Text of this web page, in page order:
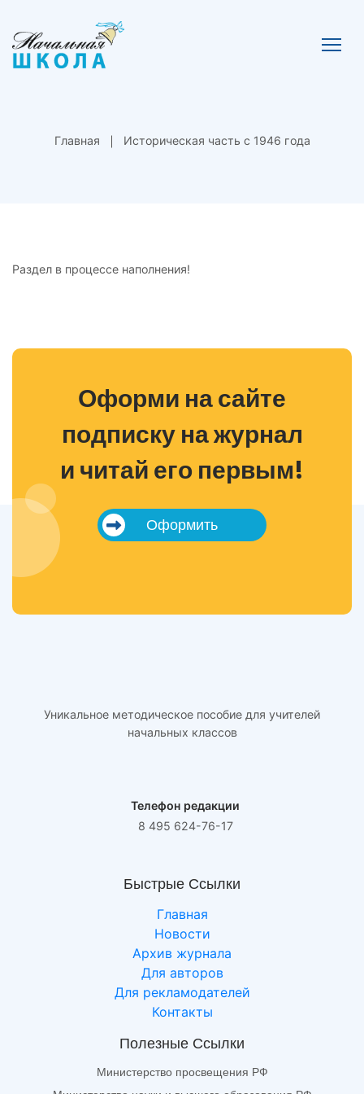
Главная Историческая часть с 1946 года
Раздел в процессе наполнения!
Оформи на сайте
подписку на журнал
и читай его первым!
Оформить
Уникальное методическое пособие для учителей
начальных классов
Телефон редакции
8 495 624-76-17
Быстрые Ссылки
Главная
Новости
Архив журнала
Для авторов
Для рекламодателей
Контакты
Полезные Ссылки
Министерство просвещения РФ